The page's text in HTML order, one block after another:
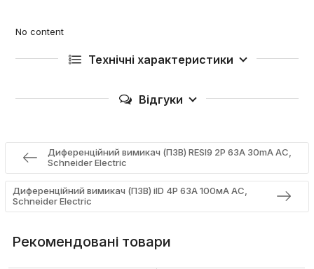
No content
Технічні характеристики
Відгуки
Диференційний вимикач (ПЗВ) RESI9 2P 63A 30mA АС,
Schneider Electric
Диференційний вимикач (ПЗВ) iID 4P 63A 100мА АС,
Schneider Electric
Рекомендовані товари